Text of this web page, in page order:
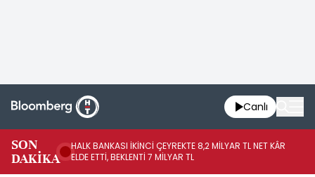
Canlı
SON
DAKİKA
HALK BANKASI İKİNCİ ÇEYREKTE 8,2 MİLYAR TL NET KÂR
ELDE ETTİ, BEKLENTİ 7 MİLYAR TL